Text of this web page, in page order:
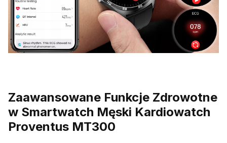
Zaawansowane Funkcje Zdrowotne
w Smartwatch Męski Kardiowatch
Proventus MT300